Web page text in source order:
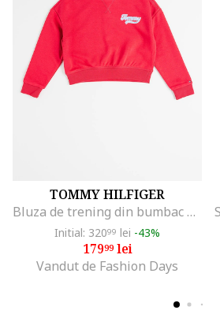
TOMMY HILFIGER
Bluza de trening din bumbac organic cu logo, Roz zmeuriu
Initial: 32099 lei -43%
17999lei
Vandut de Fashion Days